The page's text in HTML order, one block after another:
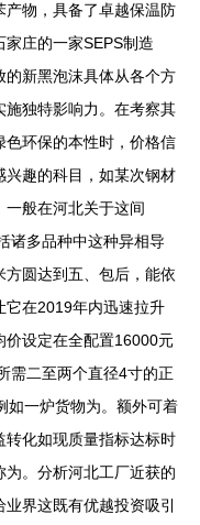
物，具备了卓越保温防
庄的一家SEPS制造
的新黑泡沫具体从各个方
独特影响力。在考察其
色环保的本性时，价格信
兴趣的科目，如某次钢材
般在河北关于这间
诸多品种中这种异相导
圆达到五、包后，能依
它在2019年内迅速拉升
价设定在全配置16000元
需二至两个直径4寸的正
如一炉货物为。额外可着
转化如现质量指标达标时
。分析河北工厂近获的
界这既有优越投资吸引